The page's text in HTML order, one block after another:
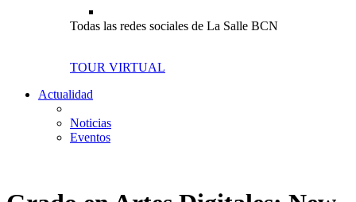
Todas las redes sociales de La Salle BCN
TOUR VIRTUAL
Actualidad
Noticias
Eventos